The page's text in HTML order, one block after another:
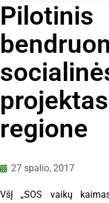
Pilotinis
regione
27 spalio, 2017
VšĮ „SOS vaikų